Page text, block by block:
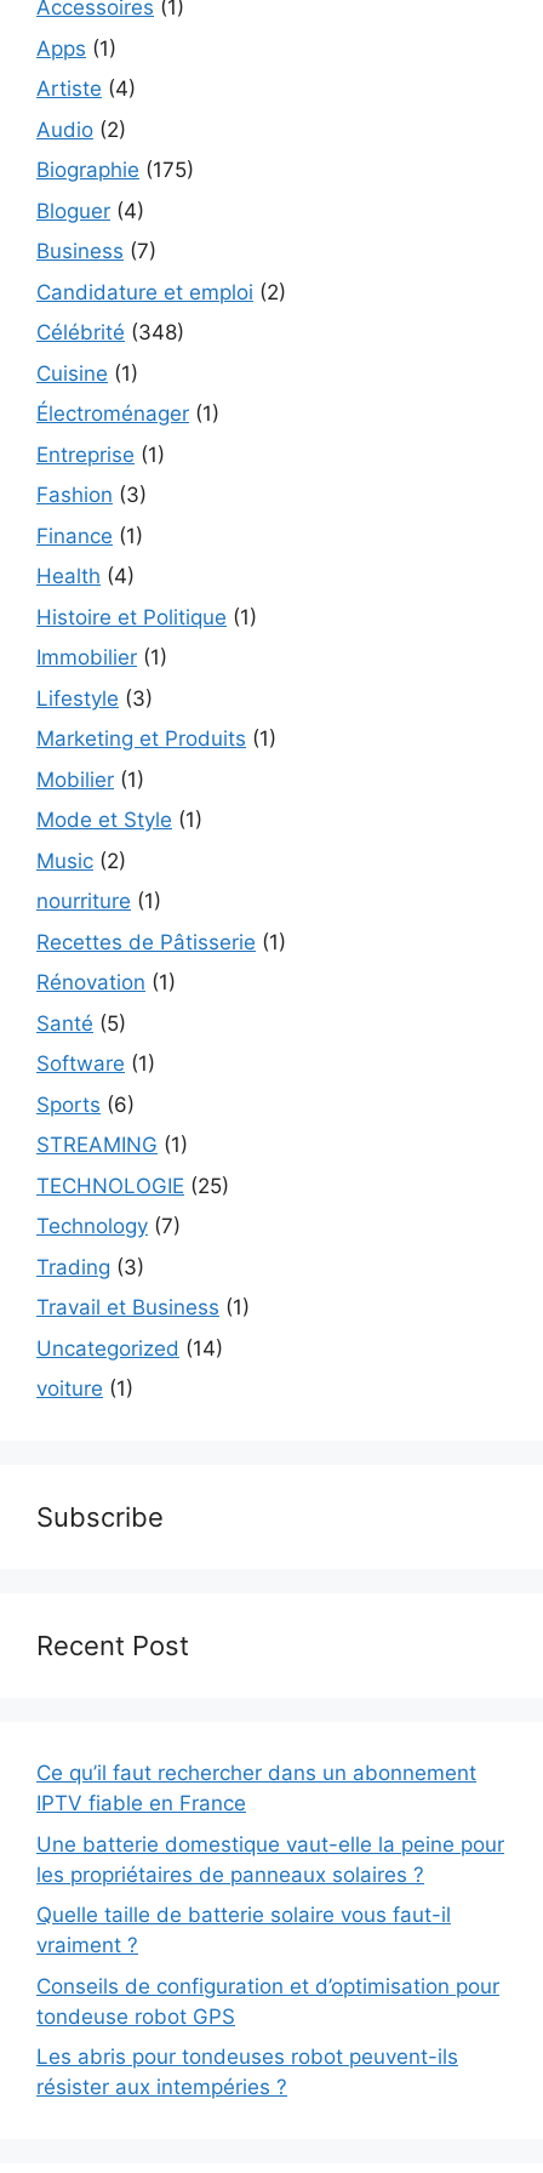
Accessoires (1)
Apps (1)
Artiste (4)
Audio (2)
Biographie (175)
Bloguer (4)
Business (7)
Candidature et emploi (2)
Célébrité (348)
Cuisine (1)
Électroménager (1)
Entreprise (1)
Fashion (3)
Finance (1)
Health (4)
Histoire et Politique (1)
Immobilier (1)
Lifestyle (3)
Marketing et Produits (1)
Mobilier (1)
Mode et Style (1)
Music (2)
nourriture (1)
Recettes de Pâtisserie (1)
Rénovation (1)
Santé (5)
Software (1)
Sports (6)
STREAMING (1)
TECHNOLOGIE (25)
Technology (7)
Trading (3)
Travail et Business (1)
Uncategorized (14)
voiture (1)
Subscribe
Recent Post
Ce qu’il faut rechercher dans un abonnement
IPTV fiable en France
Une batterie domestique vaut-elle la peine pour
les propriétaires de panneaux solaires ?
Quelle taille de batterie solaire vous faut-il
vraiment ?
Conseils de configuration et d’optimisation pour
tondeuse robot GPS
Les abris pour tondeuses robot peuvent-ils
résister aux intempéries ?